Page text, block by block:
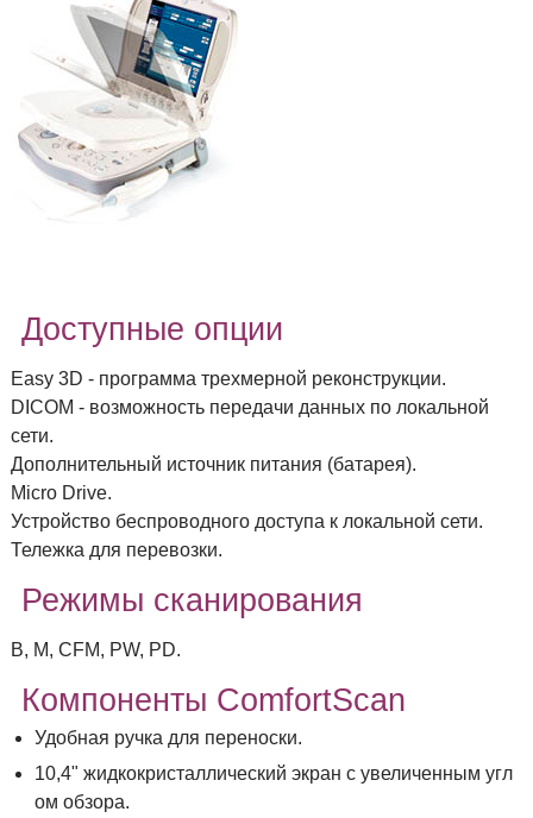
Доступные опции
Easy 3D - программа трехмерной реконструкции.
DICOM - возможность передачи данных по локальной
сети.
Дополнительный источник питания (батарея).
Micro Drive.
Устройство беспроводного доступа к локальной сети.
Тележка для перевозки.
Режимы сканирования
В, М, CFM, PW, PD.
Компоненты ComfortScan
Удобная ручка для переноски.
10,4" жидкокристаллический экран с увеличенным угл
ом обзора.